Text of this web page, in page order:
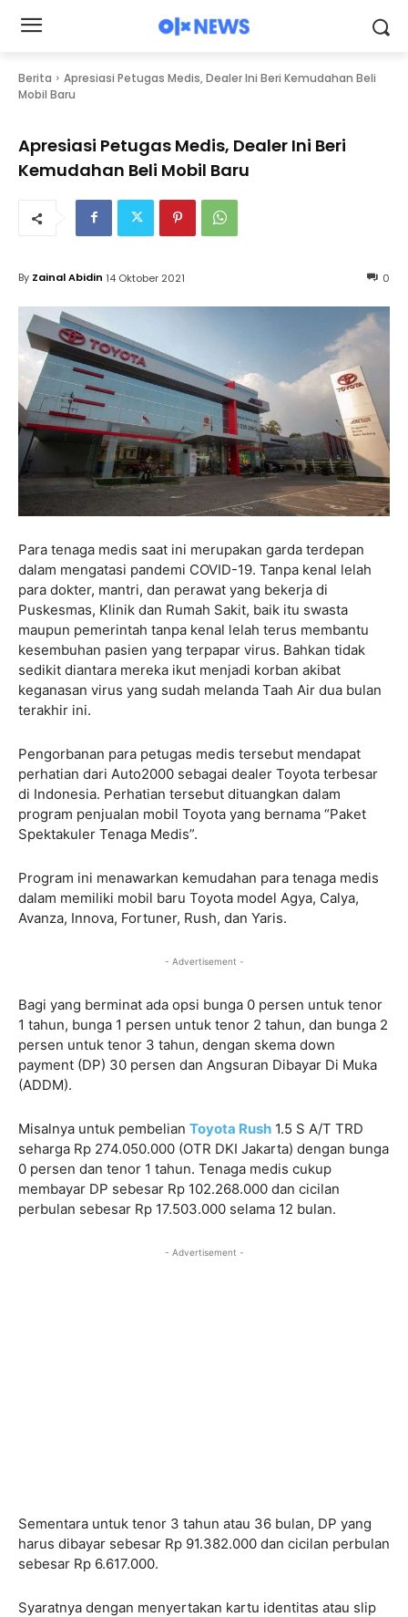
Berita
Apresiasi Petugas Medis, Dealer Ini Beri Kemudahan Beli
Mobil Baru
Apresiasi Petugas Medis, Dealer Ini Beri
Kemudahan Beli Mobil Baru
0
By Zainal Abidin 14 Oktober 2021
Para tenaga medis saat ini merupakan garda terdepan
dalam mengatasi pandemi COVID-19. Tanpa kenal lelah
para dokter, mantri, dan perawat yang bekerja di
Puskesmas, Klinik dan Rumah Sakit, baik itu swasta
maupun pemerintah tanpa kenal lelah terus membantu
kesembuhan pasien yang terpapar virus. Bahkan tidak
sedikit diantara mereka ikut menjadi korban akibat
keganasan virus yang sudah melanda Taah Air dua bulan
terakhir ini.
Pengorbanan para petugas medis tersebut mendapat
perhatian dari Auto2000 sebagai dealer Toyota terbesar
di Indonesia. Perhatian tersebut dituangkan dalam
program penjualan mobil Toyota yang bernama “Paket
Spektakuler Tenaga Medis”.
Program ini menawarkan kemudahan para tenaga medis
dalam memiliki mobil baru Toyota model Agya, Calya,
Avanza, Innova, Fortuner, Rush, dan Yaris.
- Advertisement -
Bagi yang berminat ada opsi bunga 0 persen untuk tenor
1 tahun, bunga 1 persen untuk tenor 2 tahun, dan bunga 2
persen untuk tenor 3 tahun, dengan skema down
payment (DP) 30 persen dan Angsuran Dibayar Di Muka
(ADDM).
Misalnya untuk pembelian Toyota Rush 1.5 S A/T TRD
seharga Rp 274.050.000 (OTR DKI Jakarta) dengan bunga
0 persen dan tenor 1 tahun. Tenaga medis cukup
membayar DP sebesar Rp 102.268.000 dan cicilan
perbulan sebesar Rp 17.503.000 selama 12 bulan.
- Advertisement -
Sementara untuk tenor 3 tahun atau 36 bulan, DP yang
harus dibayar sebesar Rp 91.382.000 dan cicilan perbulan
sebesar Rp 6.617.000.
Syaratnya dengan menyertakan kartu identitas atau slip